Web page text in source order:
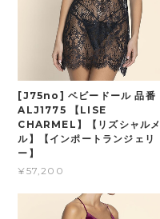
[J75no] ベビードール 品番
ALJ1775 【LISE
CHARMEL】【リズシャルメ
ル】【インポートランジェリ
ー】
¥57,200